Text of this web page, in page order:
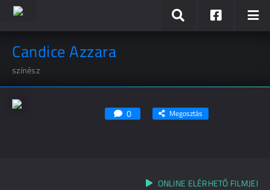
Candice Azzara
színész
0 Megosztás
ONLINE ELÉRHETŐ FILMJEI